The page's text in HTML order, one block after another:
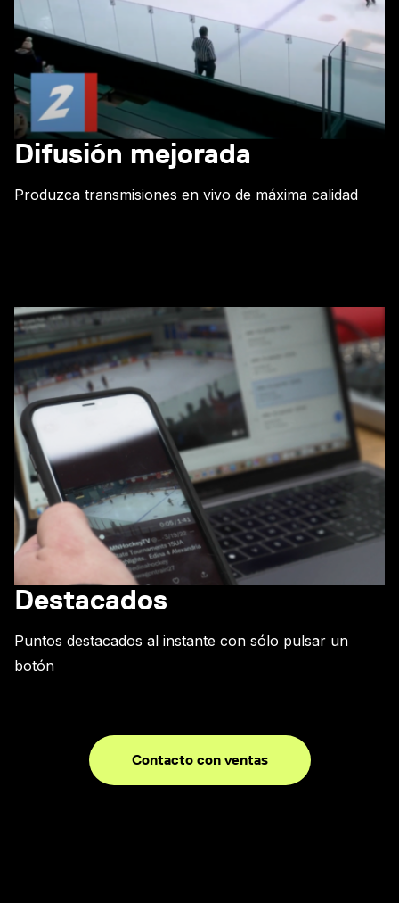
Difusión mejorada
Produzca transmisiones en vivo de máxima calidad
Destacados
Puntos destacados al instante con sólo pulsar un
botón
Contacto con ventas